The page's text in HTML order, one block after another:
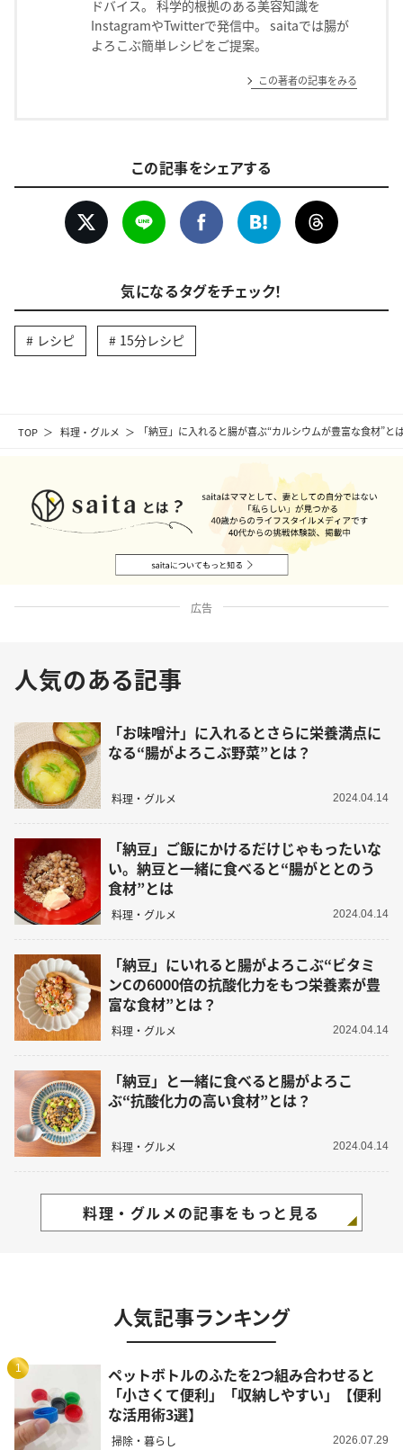
TOP 料理・グルメ 「納豆」に入れると腸が喜ぶ“カルシウムが豊富な食材”と
ドバイス。 科学的根拠のある美容知識を
InstagramやTwitterで発信中。 saitaでは腸が
よろこぶ簡単レシピをご提案。
この著者の記事をみる
この記事をシェアする
気になるタグをチェック！
レシピ 15分レシピ
広告
人気のある記事
「お味噌汁」に入れるとさらに栄養満点に
なる“腸がよろこぶ野菜”とは？
料理・グルメ 2024.04.14
「納豆」ご飯にかけるだけじゃもったいな
い。納豆と一緒に食べると“腸がととのう
食材”とは
料理・グルメ 2024.04.14
「納豆」にいれると腸がよろこぶ“ビタミ
ンCの6000倍の抗酸化力をもつ栄養素が豊
富な食材”とは？
料理・グルメ 2024.04.14
「納豆」と一緒に食べると腸がよろこ
ぶ“抗酸化力の高い食材”とは？
料理・グルメ 2024.04.14
料理・グルメの記事をもっと見る
人気記事ランキング
1
ペットボトルのふたを2つ組み合わせると
「小さくて便利」「収納しやすい」【便利
な活用術3選】
掃除・暮らし 2026.07.29